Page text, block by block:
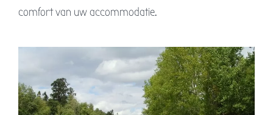
comfort van uw accommodatie.